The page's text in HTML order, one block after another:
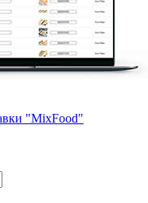
"MixFood"